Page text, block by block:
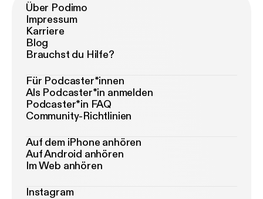
Über Podimo
Impressum
Karriere
Blog
Brauchst du Hilfe?
Für Podcaster*innen
Als Podcaster*in anmelden
Podcaster*in FAQ
Community-Richtlinien
Auf dem iPhone anhören
Auf Android anhören
Im Web anhören
Instagram